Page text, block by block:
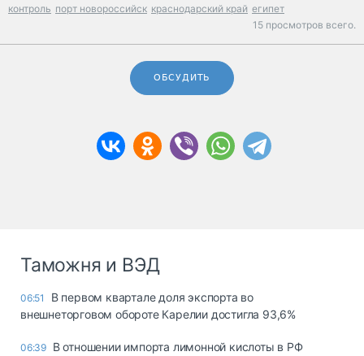
контроль порт новороссийск краснодарский край египет
15 просмотров всего.
ОБСУДИТЬ
Таможня и ВЭД
06:51
В первом квартале доля экспорта во
внешнеторговом обороте Карелии достигла 93,6%
06:39 В отношении импорта лимонной кислоты в РФ